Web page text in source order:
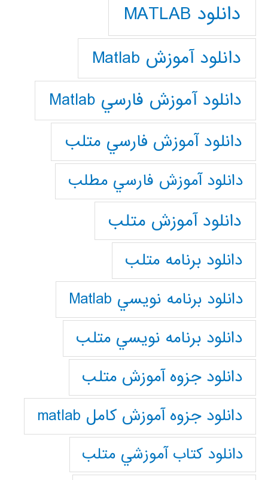
دانلود MATLAB
دانلود آموزش Matlab
دانلود آموزش فارسي Matlab
دانلود آموزش فارسي متلب
دانلود آموزش فارسي مطلب
دانلود آموزش متلب
دانلود برنامه متلب
دانلود برنامه نويسي Matlab
دانلود برنامه نويسي متلب
دانلود جزوه آموزش متلب
دانلود جزوه آموزش کامل matlab
دانلود كتاب آموزشي متلب